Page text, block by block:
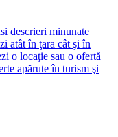
descrieri minunate
atât în ţara cât şi în
o locaţie sau o ofertă
apărute în turism şi